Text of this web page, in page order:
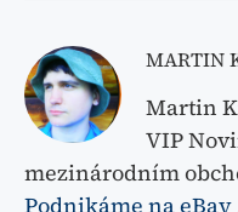
MARTIN
Martin
VIP
mezinárodním
Podnikáme na eBay